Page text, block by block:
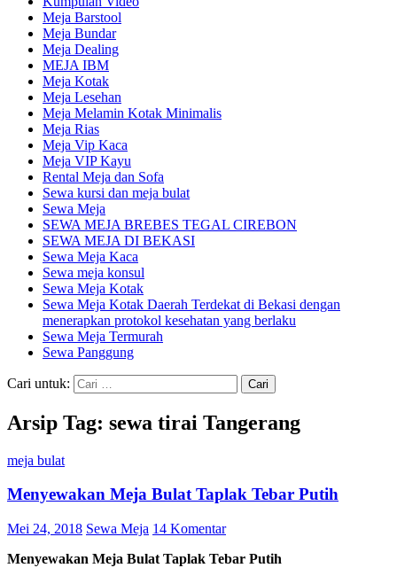
Meja Barstool
Meja Bundar
Meja Dealing
MEJA IBM
Meja Kotak
Meja Lesehan
Meja Melamin Kotak Minimalis
Meja Rias
Meja Vip Kaca
Meja VIP Kayu
Rental Meja dan Sofa
Sewa kursi dan meja bulat
Sewa Meja
SEWA MEJA BREBES TEGAL CIREBON
SEWA MEJA DI BEKASI
Sewa Meja Kaca
Sewa meja konsul
Sewa Meja Kotak
Sewa Meja Kotak Daerah Terdekat di Bekasi dengan
menerapkan protokol kesehatan yang berlaku
Sewa Meja Termurah
Sewa Panggung
Cari untuk:
Arsip Tag: sewa tirai Tangerang
meja bulat
Menyewakan Meja Bulat Taplak Tebar Putih
Mei 24, 2018 Sewa Meja 14 Komentar
Menyewakan Meja Bulat Taplak Tebar Putih